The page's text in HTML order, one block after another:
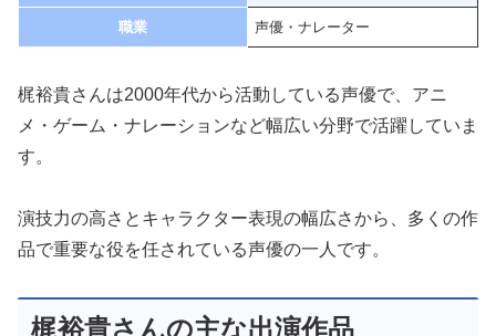
職業 声優・ナレーター
梶裕貴さんは2000年代から活動している声優で、アニ
メ・ゲーム・ナレーションなど幅広い分野で活躍していま
す。
演技力の高さとキャラクター表現の幅広さから、多くの作
品で重要な役を任されている声優の一人です。
梶裕貴さんの主な出演作品